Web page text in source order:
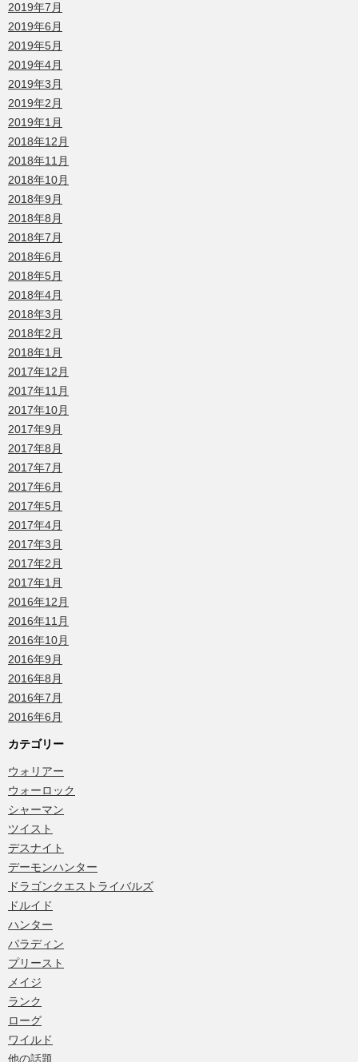
2019年7月
2019年6月
2019年5月
2019年4月
2019年3月
2019年2月
2019年1月
2018年12月
2018年11月
2018年10月
2018年9月
2018年8月
2018年7月
2018年6月
2018年5月
2018年4月
2018年3月
2018年2月
2018年1月
2017年12月
2017年11月
2017年10月
2017年9月
2017年8月
2017年7月
2017年6月
2017年5月
2017年4月
2017年3月
2017年2月
2017年1月
2016年12月
2016年11月
2016年10月
2016年9月
2016年8月
2016年7月
2016年6月
カテゴリー
ウォリアー
ウォーロック
シャーマン
ツイスト
デスナイト
デーモンハンター
ドラゴンクエストライバルズ
ドルイド
ハンター
パラディン
プリースト
メイジ
ランク
ローグ
ワイルド
他の話題